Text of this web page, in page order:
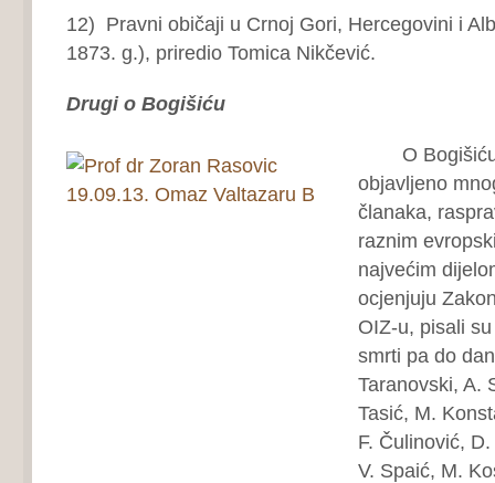
12) Pravni običaji u Crnoj Gori, Hercegovini i
1873. g.), priredio Tomica Nikčević.
Drugi o Bogišiću
O Bogišiću
objavljeno
članaka,
raznim
najvećim
ocjenjuju
OIZ-u, pisali
smrti pa do
Taranovski, A.
Tasić, M.
F. Čulinović,
V. Spaić, M.